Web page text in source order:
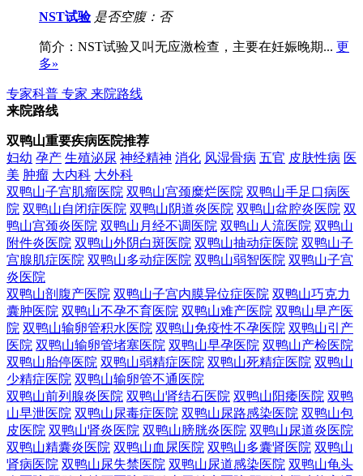
NST试验 是否空腹：否
简介：NST试验又叫无应激检查，主要在妊娠晚期... 更
多»
专家科普 专家 来院路线
来院路线
双鸭山重要疾病医院推荐
妇幼 孕产 生殖泌尿 神经精神 消化 风湿骨病 五官 皮肤性病 医
美 肿瘤 大内科 大外科
双鸭山子宫肌瘤医院 双鸭山宫颈糜烂医院 双鸭山手足口病医
院 双鸭山自闭症医院 双鸭山阴道炎医院 双鸭山盆腔炎医院 双
鸭山宫颈炎医院 双鸭山月经不调医院 双鸭山人流医院 双鸭山
附件炎医院 双鸭山外阴白斑医院 双鸭山抽动症医院 双鸭山子
宫腺肌症医院 双鸭山多动症医院 双鸭山弱智医院 双鸭山子宫
炎医院
双鸭山剖腹产医院 双鸭山子宫内膜异位症医院 双鸭山巧克力
囊肿医院 双鸭山不孕不育医院 双鸭山难产医院 双鸭山早产医
院 双鸭山输卵管积水医院 双鸭山免疫性不孕医院 双鸭山引产
医院 双鸭山输卵管堵塞医院 双鸭山早孕医院 双鸭山产检医院
双鸭山胎停医院 双鸭山弱精症医院 双鸭山死精症医院 双鸭山
少精症医院 双鸭山输卵管不通医院
双鸭山前列腺炎医院 双鸭山肾结石医院 双鸭山阳痿医院 双鸭
山早泄医院 双鸭山尿毒症医院 双鸭山尿路感染医院 双鸭山包
皮医院 双鸭山肾炎医院 双鸭山膀胱炎医院 双鸭山尿道炎医院
双鸭山精囊炎医院 双鸭山血尿医院 双鸭山多囊肾医院 双鸭山
肾病医院 双鸭山尿失禁医院 双鸭山尿道感染医院 双鸭山龟头